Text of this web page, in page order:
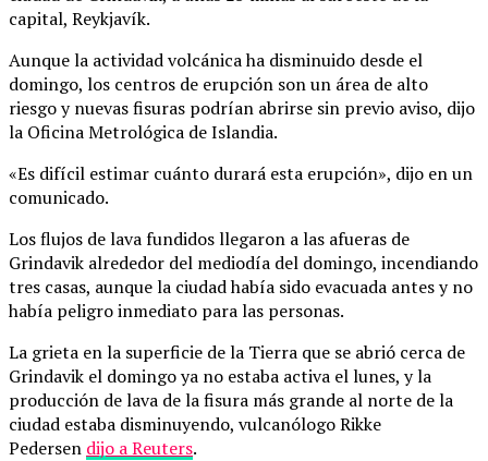
capital, Reykjavík.
Aunque la actividad volcánica ha disminuido desde el
domingo, los centros de erupción son un área de alto
riesgo y nuevas fisuras podrían abrirse sin previo aviso, dijo
la Oficina Metrológica de Islandia.
«Es difícil estimar cuánto durará esta erupción», dijo en un
comunicado.
Los flujos de lava fundidos llegaron a las afueras de
Grindavik alrededor del mediodía del domingo, incendiando
tres casas, aunque la ciudad había sido evacuada antes y no
había peligro inmediato para las personas.
La grieta en la superficie de la Tierra que se abrió cerca de
Grindavik el domingo ya no estaba activa el lunes, y la
producción de lava de la fisura más grande al norte de la
ciudad estaba disminuyendo, vulcanólogo Rikke
Pedersen dijo a Reuters.